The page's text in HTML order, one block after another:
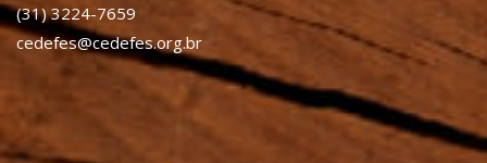
(31) 3224-7659
cedefes@cedefes.org.br